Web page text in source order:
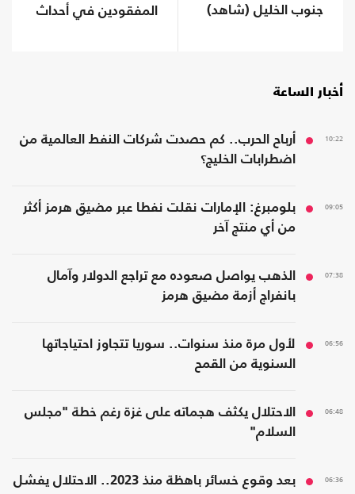
جنوب الخليل (شاهد)
المفقودين في أحداث
أخبار الساعة
10:22
أرباح الحرب.. كم حصدت شركات النفط العالمية من
اضطرابات الخليج؟
09:05
بلومبرغ: الإمارات نقلت نفطا عبر مضيق هرمز أكثر
من أي منتج آخر
07:38
الذهب يواصل صعوده مع تراجع الدولار وآمال
بانفراج أزمة مضيق هرمز
06:56
لأول مرة منذ سنوات.. سوريا تتجاوز احتياجاتها
السنوية من القمح
06:48
الاحتلال يكثف هجماته على غزة رغم خطة "مجلس
السلام"
06:36
بعد وقوع خسائر باهظة منذ 2023.. الاحتلال يفشل